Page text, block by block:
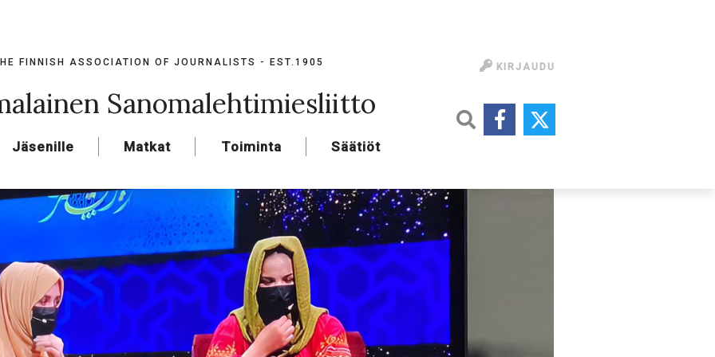
FINNISH ASSOCIATION OF JOURNALISTS - EST.1905
Sanomalehtimiesliitto
Jäsenille Matkat Toiminta Säätiöt
KIRJAUDU